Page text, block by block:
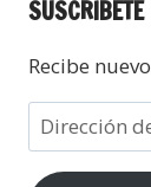
SUSCRÍBETE
Recibe